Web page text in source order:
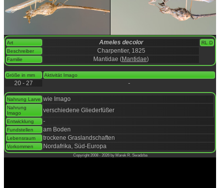
Art Ameles decolor
RL D
Beschreiber
Charpentier, 1825
Familie Mantidae (Mantidae)
Größe in mm Aktivität Imago
20 - 27 -
Nahrung Larve wie Imago
Nahrung
Imago
verschiedene Gliederfüßer
Entwicklung -
Fundstellen am Boden
Lebensraum trockene Graslandschaften
Vorkommen Nordafrika, Süd-Europa
Copyright 2008 - 2026 by Marek R. Swadzba